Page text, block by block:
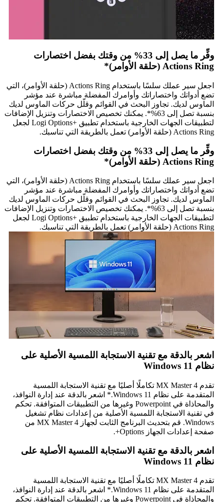
وفِّر ما يصل إلى 33% من وقتك بفضل اختصارات
Actions Ring (حلقة الأوامر)*
اجعل سير عملك سلسًا باستخدام Actions Ring (حلقة الأوامر)، التي
تضع أدواتك واختصاراتك وأوامرك المفضلة مباشرة عند مؤشر
الماوس لديك. تجاوز البحث في القوائم وقلّل حركات الماوس لديك
بنسبة تصل إلى 63%*. يمكنك تخصيص الاختصارات وتنزيل الإضافات
لتطبيقات الجهات الخارجية باستخدام تطبيق Logi Options+‎‏ لجعل
Actions Ring (حلقة الأوامر) تعمل بالطريقة التي تناسبك.
وفِّر ما يصل إلى 33% من وقتك بفضل اختصارات
Actions Ring (حلقة الأوامر)*
اجعل سير عملك سلسًا باستخدام Actions Ring (حلقة الأوامر)، التي
تضع أدواتك واختصاراتك وأوامرك المفضلة مباشرة عند مؤشر
الماوس لديك. تجاوز البحث في القوائم وقلّل حركات الماوس لديك
بنسبة تصل إلى 63%*. يمكنك تخصيص الاختصارات وتنزيل الإضافات
لتطبيقات الجهات الخارجية باستخدام تطبيق Logi Options+‎‏ لجعل
Actions Ring (حلقة الأوامر) تعمل بالطريقة التي تناسبك.
اشعر بالدقة مع تقنية الاستجابة اللمسية الأصلية على
نظام Windows 11
تقدم MX Master 4 تكاملًا أصليًا مع تقنية الاستجابة اللمسية
المتقدمة على نظام Windows 11.* اشعر بالدقة عند إدارة النوافذ،
والمحاذاة في Powerpoint وغيرها من التطبيقات المتوافقة. تحكم
في تقنية الاستجابة اللمسية الأصلية من إعدادات نظام تشغيل
Windows. قم بتحديث البرنامج الثابت لجهاز MX Master 4 من
صفحة إعدادات الجهاز Options+.
اشعر بالدقة مع تقنية الاستجابة اللمسية الأصلية على
نظام Windows 11
تقدم MX Master 4 تكاملًا أصليًا مع تقنية الاستجابة اللمسية
المتقدمة على نظام Windows 11.* اشعر بالدقة عند إدارة النوافذ،
والمحاذاة في Powerpoint وغيرها من التطبيقات المتوافقة. تحكم